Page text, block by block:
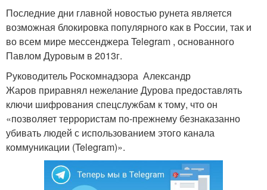
Последние дни главной новостью рунета является
возможная блокировка популярного как в России, так и
во всем мире мессенджера Telegram , основанного
Павлом Дуровым в 2013г.
Руководитель Роскомнадзора Александр
Жаров приравнял нежелание Дурова предоставлять
ключи шифрования спецслужбам к тому, что он
«позволяет террористам по-прежнему безнаказанно
убивать людей с использованием этого канала
коммуникации (Telegram)».